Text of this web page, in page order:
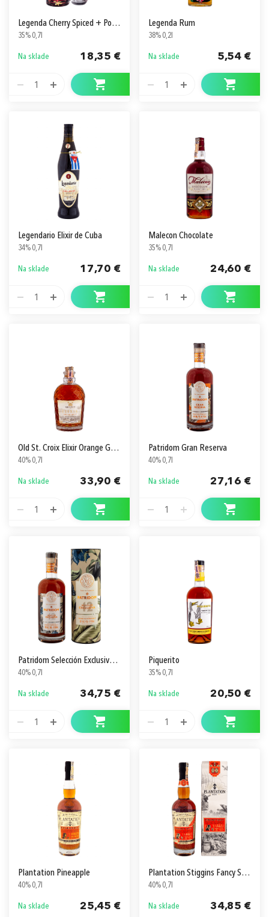
Legenda Cherry Spiced + Pohár
35% 0,7l
Na sklade 18,35 €
1
Legenda Rum
38% 0,2l
Na sklade 5,54 €
1
Legendario Elixir de Cuba
34% 0,7l
Na sklade 17,70 €
1
Malecon Chocolate
35% 0,7l
Na sklade 24,60 €
1
Old St. Croix Elixir Orange Grove
40% 0,7l
Na sklade 33,90 €
1
Patridom Gran Reserva
40% 0,7l
Na sklade 27,16 €
1
Patridom Selección Exclusiva 12
40% 0,7l
Na sklade 34,75 €
1
Piquerito
35% 0,7l
Na sklade 20,50 €
1
Plantation Pineapple
40% 0,7l
Na sklade 25,45 €
Plantation Stiggins Fancy Smoky Formula v Kartóne
40% 0,7l
Na sklade 34,85 €